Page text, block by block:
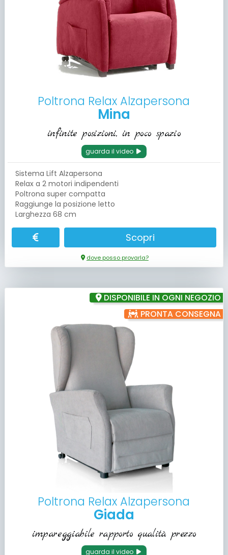
Poltrona Relax Alzapersona
Mina
infinite posizioni, in poco spazio
guarda il video
Sistema Lift Alzapersona
Relax a 2 motori indipendenti
Poltrona super compatta
Raggiunge la posizione letto
Larghezza 68 cm
Scopri
dove posso provarla?
DISPONIBILE IN OGNI NEGOZIO
PRONTA CONSEGNA
Poltrona Relax Alzapersona
Giada
impareggiabile rapporto qualità prezzo
guarda il video